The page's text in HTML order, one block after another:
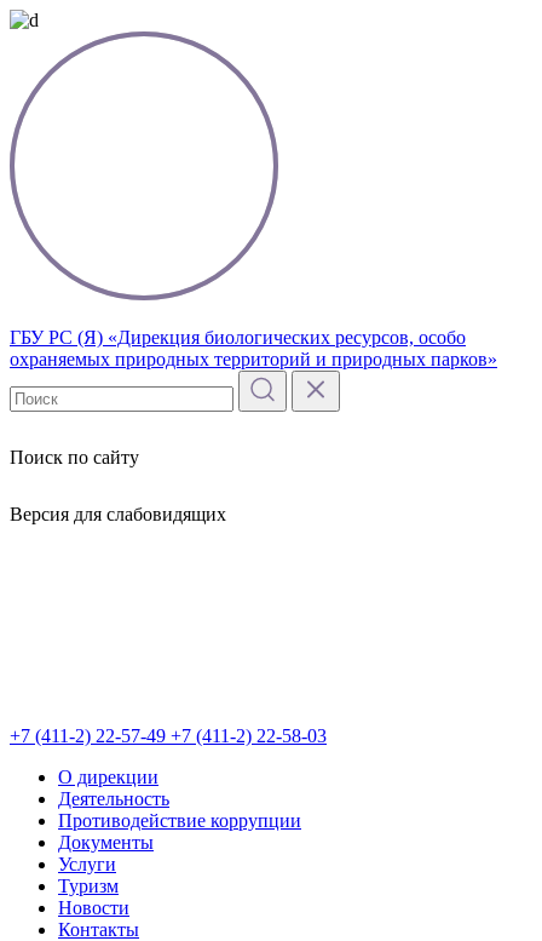
ГБУ РС (Я) «Дирекция биологических ресурсов, особо
охраняемых природных территорий и природных парков»
Поиск по сайту
Версия для слабовидящих
+7 (411-2) 22-57-49 +7 (411-2) 22-58-03
О дирекции
Деятельность
Противодействие коррупции
Документы
Услуги
Туризм
Новости
Контакты